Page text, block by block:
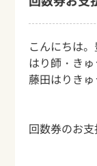
こんにちは
はり師・きゅ
藤田はりき
回数券のお支